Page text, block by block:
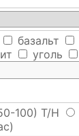
базальт
уголь
100) T/H